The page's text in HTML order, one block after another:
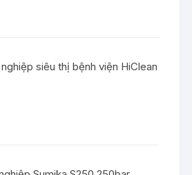
siêu thị bệnh viện HiClean